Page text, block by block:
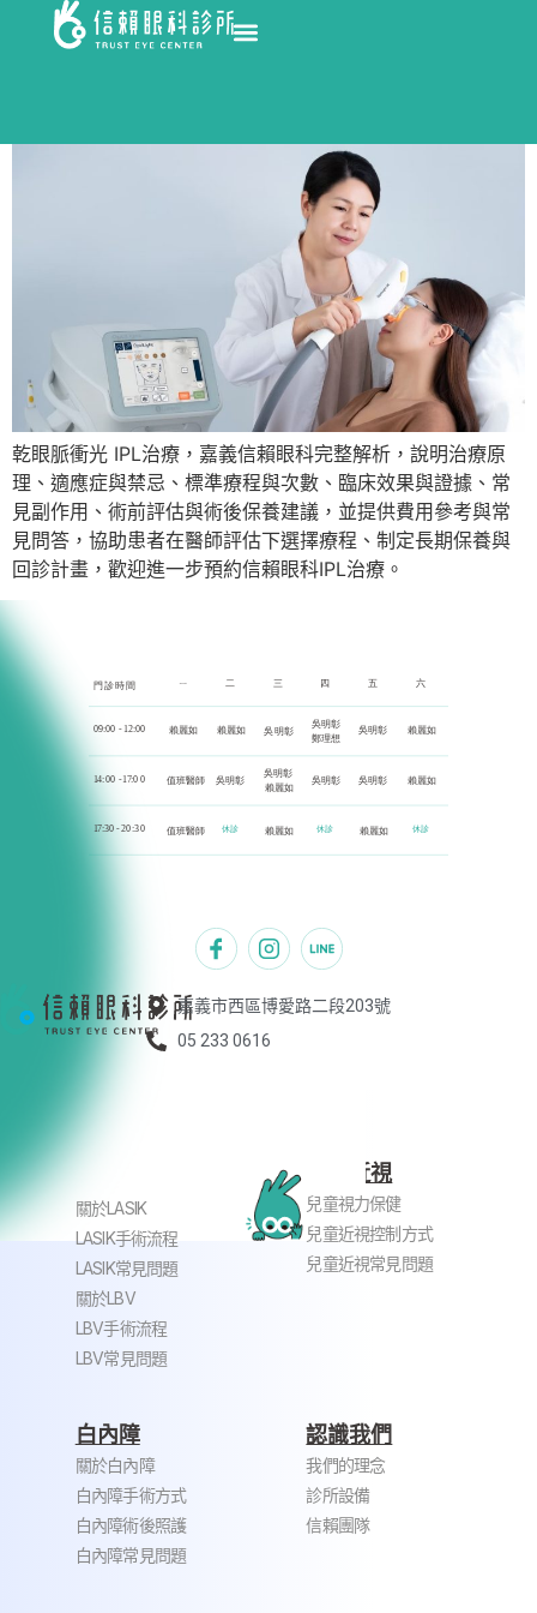
乾眼脈衝光 IPL治療，嘉義信賴眼科完整解析，說明治療原
理、適應症與禁忌、標準療程與次數、臨床效果與證據、常
見副作用、術前評估與術後保養建議，並提供費用參考與常
見問答，協助患者在醫師評估下選擇療程、制定長期保養與
回診計畫，歡迎進一步預約信賴眼科IPL治療。
嘉義市西區博愛路二段203號
05 233 0616
關於LASIK
LASIK手術流程
LASIK常見問題
關於LBV
LBV手術流程
LBV常見問題
兒童近視
兒童視力保健
兒童近視控制方式
兒童近視常見問題
白內障
關於白內障
白內障手術方式
白內障術後照護
白內障常見問題
認識我們
我們的理念
診所設備
信賴團隊